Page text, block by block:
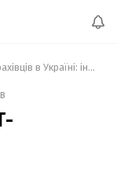
Як зросли зарплати IT-фахівців в Україні: інфографіка